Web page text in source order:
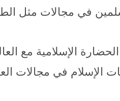
في مجالات مثل
الحضارة الإسلامية مع
الإسلام في مجالات